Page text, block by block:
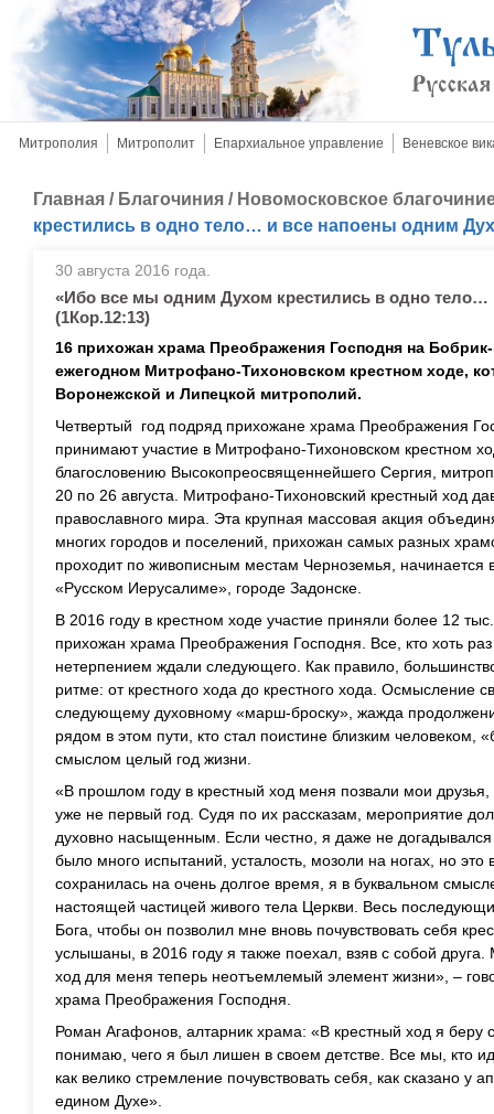
Митрополия Митрополит Епархиальное управление Веневское
Главная / Благочиния / Новомосковское
крестились в одно тело… и все напоены одним
30 августа 2016 года.
«Ибо все мы одним Духом крестились в одно
(1Кор.12:13)
16 прихожан храма Преображения Господня на
ежегодном Митрофано-Тихоновском крестном ходе,
Воронежской и Липецкой митрополий.
Четвертый год подряд прихожане храма Преображения
принимают участие в Митрофано-Тихоновском крестном
благословению Высокопреосвященнейшего Сергия,
20 по 26 августа. Митрофано-Тихоновский крестный ход
православного мира. Эта крупная массовая акция
многих городов и поселений, прихожан самых разных
проходит по живописным местам Черноземья, начинается
«Русском Иерусалиме», городе Задонске.
В 2016 году в крестном ходе участие приняли более 12
прихожан храма Преображения Господня. Все, кто хоть
нетерпением ждали следующего. Как правило,
ритме: от крестного хода до крестного хода. Осмысление
следующему духовному «марш-броску», жажда
рядом в этом пути, кто стал поистине близким человеком,
смыслом целый год жизни.
«В прошлом году в крестный ход меня позвали мои
уже не первый год. Судя по их рассказам, мероприятие
духовно насыщенным. Если честно, я даже не
было много испытаний, усталость, мозоли на ногах, но это
сохранилась на очень долгое время, я в буквальном
настоящей частицей живого тела Церкви. Весь
Бога, чтобы он позволил мне вновь почувствовать себя
услышаны, в 2016 году я также поехал, взяв с собой
ход для меня теперь неотъемлемый элемент жизни», –
храма Преображения Господня.
Роман Агафонов, алтарник храма: «В крестный ход я беру
понимаю, чего я был лишен в своем детстве. Все мы, кто
как велико стремление почувствовать себя, как сказано
едином Духе».